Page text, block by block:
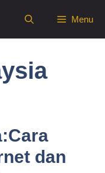
Menu
dan